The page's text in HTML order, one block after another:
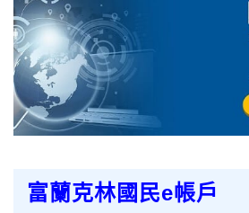
富蘭克林國民e帳戶